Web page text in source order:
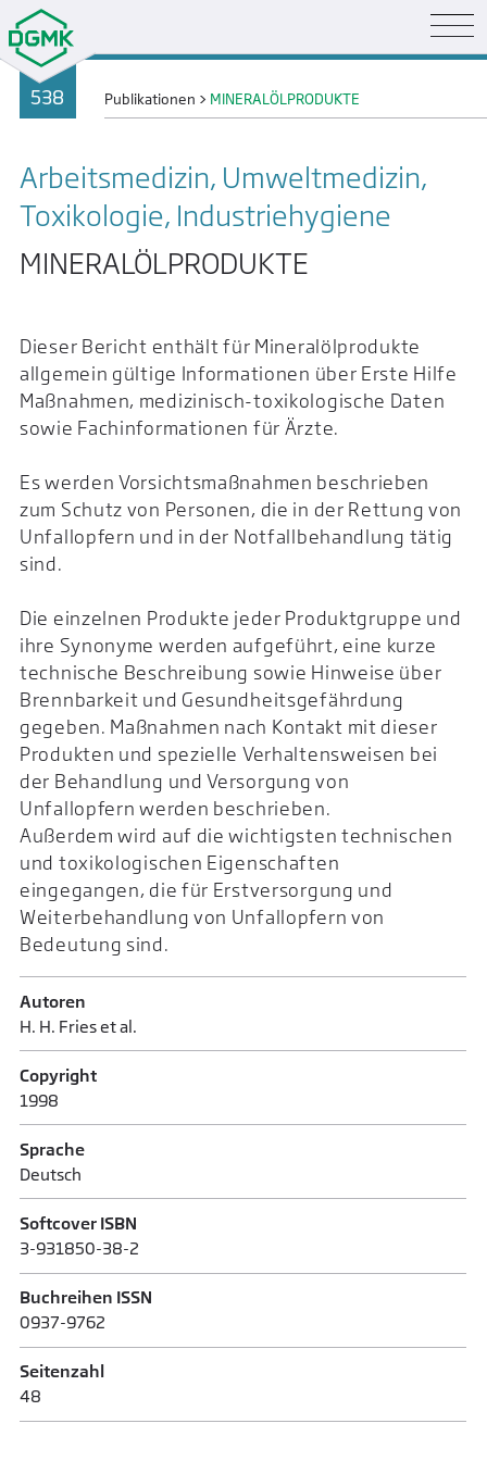
538 Publikationen > MINERALÖLPRODUKTE
Arbeitsmedizin, Umweltmedizin,
Toxikologie, Industrie­hygiene
MINERALÖLPRODUKTE
Dieser Bericht enthält für Mineralölprodukte
allgemein gültige Informationen über Erste Hilfe
Maßnahmen, medizinisch-toxikologische Daten
sowie Fachinformationen für Ärzte.
Es werden Vorsichtsmaßnahmen beschrieben
zum Schutz von Personen, die in der Rettung von
Unfallopfern und in der Notfallbehandlung tätig
sind.
Die einzelnen Produkte jeder Produktgruppe und
ihre Synonyme werden aufgeführt, eine kurze
technische Beschreibung sowie Hinweise über
Brennbarkeit und Gesundheitsgefährdung
gegeben. Maßnahmen nach Kontakt mit dieser
Produkten und spezielle Verhaltensweisen bei
der Behandlung und Versorgung von
Unfallopfern werden beschrieben.
Außerdem wird auf die wichtigsten technischen
und toxikologischen Eigenschaften
eingegangen, die für Erstversorgung und
Weiterbehandlung von Unfallopfern von
Bedeutung sind.
Autoren
H. H. Fries et al.
Copyright
1998
Sprache
Deutsch
Softcover ISBN
3-931850-38-2
Buchreihen ISSN
0937-9762
Seitenzahl
48